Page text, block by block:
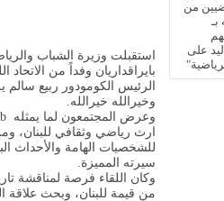
استقبلت وزيرة الشباب
بايراقداريان وفداً من الاتحاد
الرئيس الكومودور ربيع سالم
وخيرالله خيرالله.
وعرض المجتمعون لما يمثله
ارث رياضي وثقافي للبنان،
للشخصيات الهامة والأحداث
سيرته المميزة.
وكان اللقاء فرصة لمناقشة
من قيمة للبنان، وبحث علاقة
من
على